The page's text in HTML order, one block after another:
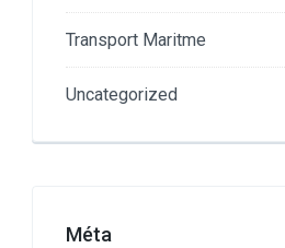
Transport Maritme
Uncategorized
Méta